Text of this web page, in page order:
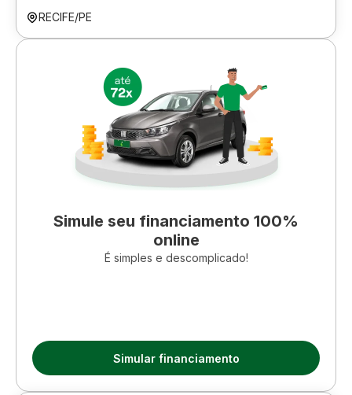
RECIFE/PE
Simule seu financiamento 100%
online
É simples e descomplicado!
Simular financiamento